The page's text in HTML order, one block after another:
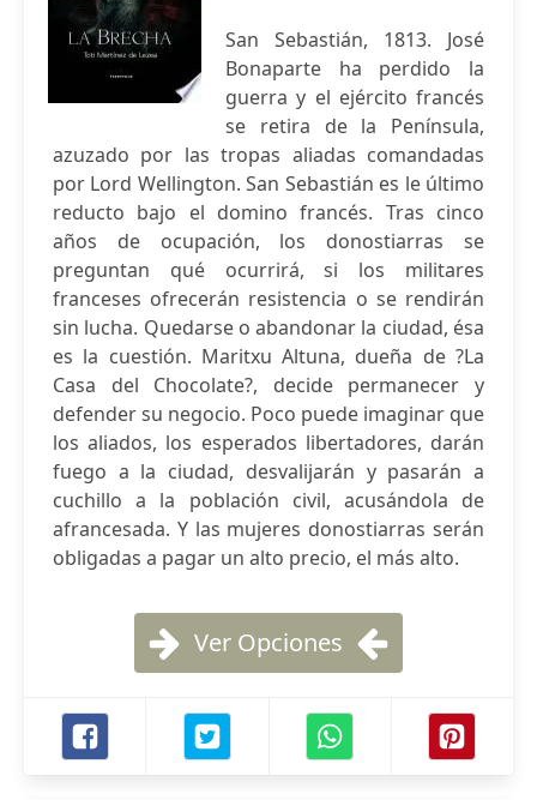
San Sebastián, 1813. José
Bonaparte ha perdido la
guerra y el ejército francés
se retira de la Península,
azuzado por las tropas aliadas comandadas
por Lord Wellington. San Sebastián es le último
reducto bajo el domino francés. Tras cinco
años de ocupación, los donostiarras se
preguntan qué ocurrirá, si los militares
franceses ofrecerán resistencia o se rendirán
sin lucha. Quedarse o abandonar la ciudad, ésa
es la cuestión. Maritxu Altuna, dueña de ?La
Casa del Chocolate?, decide permanecer y
defender su negocio. Poco puede imaginar que
los aliados, los esperados libertadores, darán
fuego a la ciudad, desvalijarán y pasarán a
cuchillo a la población civil, acusándola de
afrancesada. Y las mujeres donostiarras serán
obligadas a pagar un alto precio, el más alto.
Ver Opciones